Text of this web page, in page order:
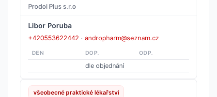
Prodol Plus s.r.o
Libor Poruba
+420553622442 · andropharm@seznam.cz
DEN DOP. ODP.
dle objednání
všeobecné praktické lékařství